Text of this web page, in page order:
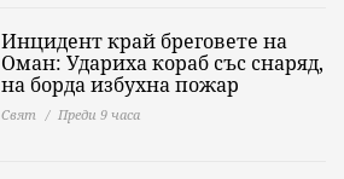
Инцидент край бреговете на
Оман: Удариха кораб със снаряд,
на борда избухна пожар
Свят Преди 9 часа